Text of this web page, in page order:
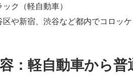
ク（軽自動車）
や新宿、渋谷など都内でコロッ
：軽自動車から普